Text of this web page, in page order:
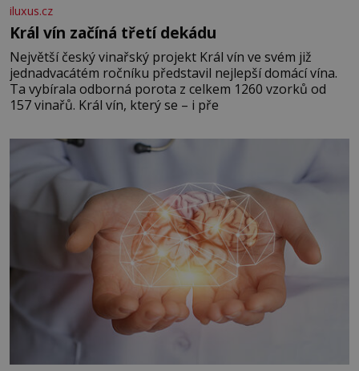
iluxus.cz
Král vín začíná třetí dekádu
Největší český vinařský projekt Král vín ve svém již
jednadvacátém ročníku představil nejlepší domácí vína.
Ta vybírala odborná porota z celkem 1260 vzorků od
157 vinařů. Král vín, který se – i pře